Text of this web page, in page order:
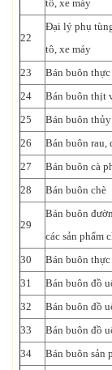
tô, xe máy
22
Đại lý phụ
tô, xe máy
23 Bán buôn thực
24
Bán buôn thịt
25
Bán buôn thủy
26
Bán buôn rau,
27
Bán buôn cà
28
Bán buôn chè
29
Bán buôn
các sản phẩm
30 Bán buôn
31
Bán buôn đồ
32
Bán buôn đồ
33
Bán buôn đồ
34
Bán buôn sản